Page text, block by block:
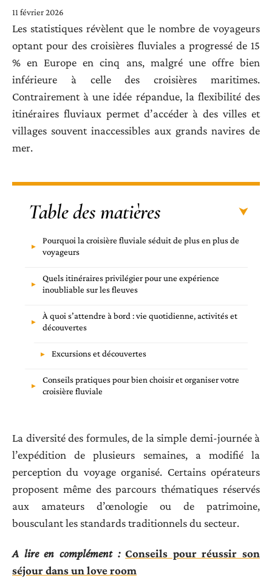
11 février 2026
Les statistiques révèlent que le nombre de voyageurs
optant pour des croisières fluviales a progressé de 15
% en Europe en cinq ans, malgré une offre bien
inférieure à celle des croisières maritimes.
Contrairement à une idée répandue, la flexibilité des
itinéraires fluviaux permet d’accéder à des villes et
villages souvent inaccessibles aux grands navires de
mer.
Table des matières
Pourquoi la croisière fluviale séduit de plus en plus de
voyageurs
Quels itinéraires privilégier pour une expérience
inoubliable sur les fleuves
À quoi s’attendre à bord : vie quotidienne, activités et
découvertes
Excursions et découvertes
Conseils pratiques pour bien choisir et organiser votre
croisière fluviale
La diversité des formules, de la simple demi-journée à
l’expédition de plusieurs semaines, a modifié la
perception du voyage organisé. Certains opérateurs
proposent même des parcours thématiques réservés
aux amateurs d’œnologie ou de patrimoine,
bousculant les standards traditionnels du secteur.
A lire en complément : Conseils pour réussir son
séjour dans un love room